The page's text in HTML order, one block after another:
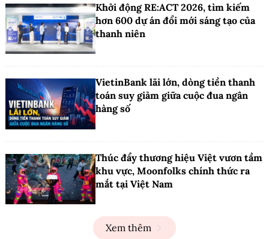
Khởi động RE:ACT 2026, tìm kiếm
hơn 600 dự án đổi mới sáng tạo của
thanh niên
VietinBank lãi lớn, dòng tiền thanh
toán suy giảm giữa cuộc đua ngân
hàng số
Thúc đẩy thương hiệu Việt vươn tầm
khu vực, Moonfolks chính thức ra
mắt tại Việt Nam
Xem thêm